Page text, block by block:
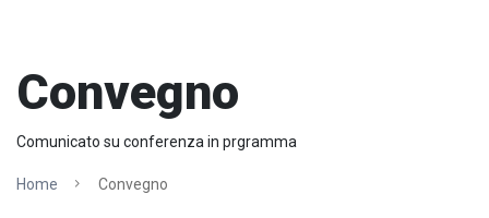
Convegno
Comunicato su conferenza in prgramma
Home Convegno